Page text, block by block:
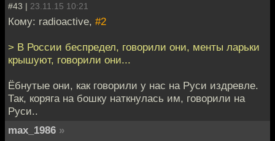
#43 | 23.11.15 10:21
Кому: radioactive, #2
> В России беспредел, говорили они, менты ларьки
крышуют, говорили они...
Ёбнутые они, как говорили у нас на Руси издревле.
Так, коряга на бошку наткнулась им, говорили на
Руси..
max_1986 »